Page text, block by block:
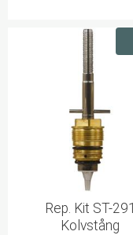
Rep. Kit ST-291
Kolvstång